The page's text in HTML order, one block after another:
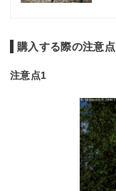
購入する際の注意点
注意点1